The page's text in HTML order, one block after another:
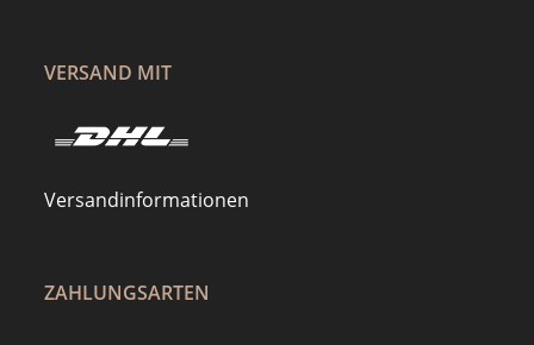
VERSAND MIT
Versandinformationen
ZAHLUNGSARTEN